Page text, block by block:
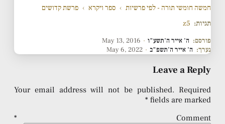
חמשה חומשי תורה - לפי פרשיות › ספר ויקרא › פרשת קדושים
תגיות: z5
פורסם: ה' אייר ה'תשע"ו ·
May 13, 2016
נערך: ה' אייר ה'תשפ"ב ·
May 6, 2022
Leave a Reply
Your email address will not be published. Required
fields are marked
*
Comment
*